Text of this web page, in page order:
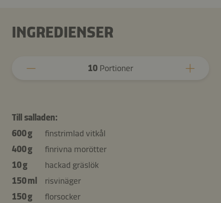
INGREDIENSER
10 Portioner
Till salladen:
600 g
finstrimlad vitkål
400 g
finrivna morötter
10 g
hackad gräslök
150 ml
risvinäger
150 g
florsocker